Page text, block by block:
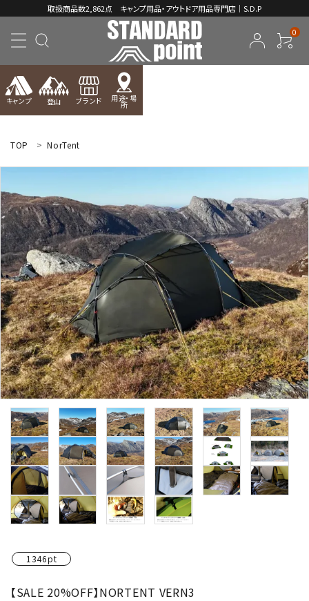
取扱商品数2,862点 キャンプ用品・アウトドア用品専門店｜S.D.P
0
キャンプ 登山 ブランド 用途・場
所
ようこそ ゲスト 様
コンテンツ
INFORMATION
TOP NorTent
1346pt
【SALE 20%OFF】NORTENT VERN3